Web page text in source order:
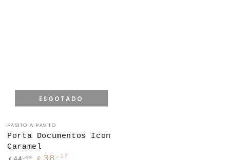
Fornecedor:
PASITO A PASITO
Porta Documentos Icon
Caramel
,90 ,17
ESGOTADO